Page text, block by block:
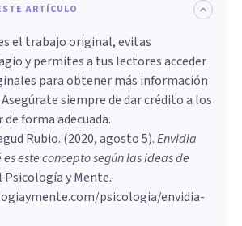
ARTÍCULO
el trabajo original, evitas
y permites a tus lectores acceder
para obtener más información
siempre de dar crédito a los
forma adecuada.
Rubio. (2020, agosto 5).Envidia
este concepto según las ideas de
y Mente.
psicologia/envidia-